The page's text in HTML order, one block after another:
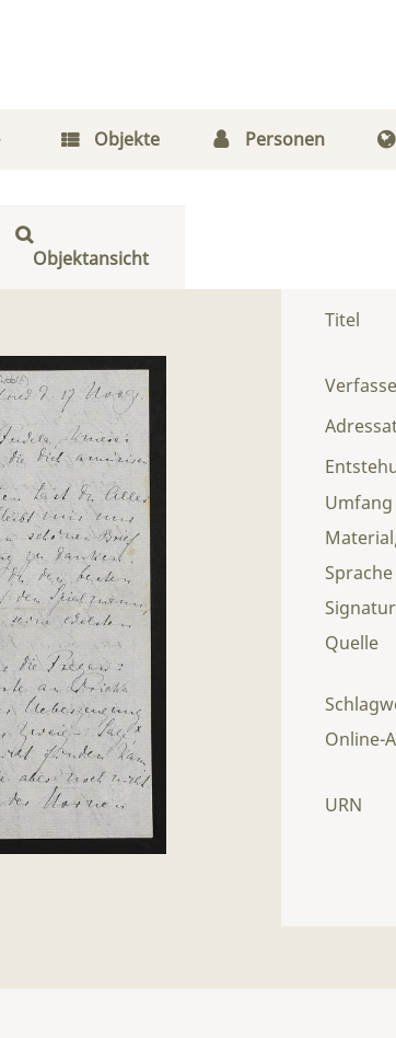
Objekte Personen
Objektansicht
Titel
Umfang
Sprache
Signatur
Quelle
Online-
URN